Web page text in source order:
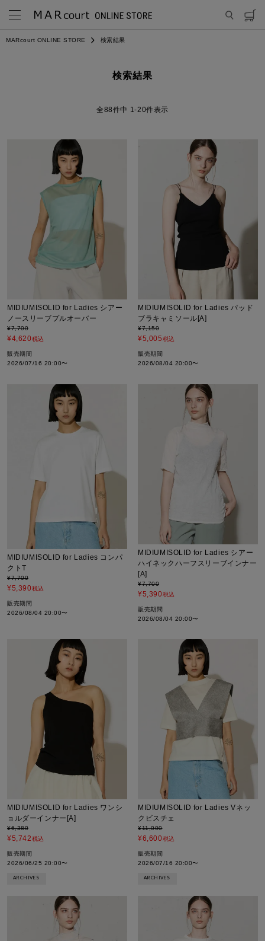
MARcourt ONLINE STORE 検索結果
検索結果
88件中 1-20件表示
MIDIUMISOLID for Ladies シアー
ノースリーブプルオーバー
¥7,700
¥4,620税込
販売期間
2026/07/16 20:00〜
MIDIUMISOLID for Ladies パッド
ブラキャミソール[A]
¥7,150
¥5,005税込
販売期間
2026/08/04 20:00〜
MIDIUMISOLID for Ladies コンパ
クトT
¥7,700
¥5,390税込
販売期間
2026/08/04 20:00〜
MIDIUMISOLID for Ladies シアー
ハイネックハーフスリーブインナー
[A]
¥7,700
¥5,390税込
販売期間
2026/08/04 20:00〜
MIDIUMISOLID for Ladies ワンシ
ョルダーインナー[A]
¥6,380
¥5,742税込
販売期間
2026/06/25 20:00〜
ARCHIVES
MIDIUMISOLID for Ladies Vネッ
クビスチェ
¥11,000
¥6,600税込
販売期間
2026/07/16 20:00〜
ARCHIVES